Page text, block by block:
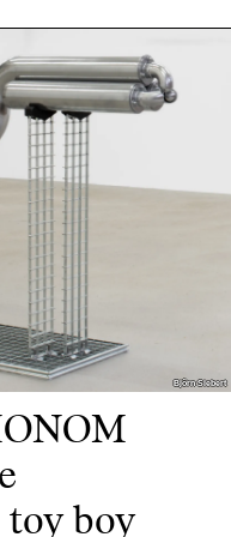
Björn Siebert
Björn Siebert
boy